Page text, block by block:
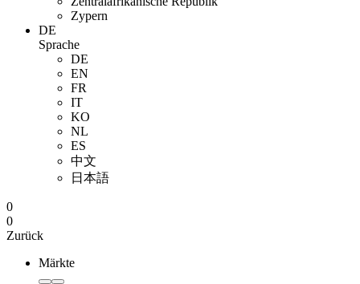
Zypern
DE
Sprache
DE
EN
FR
IT
KO
NL
ES
中文
日本語
0
0
Zurück
Märkte